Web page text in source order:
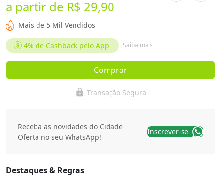
a partir de R$ 29,90
Mais de 5 Mil Vendidos
4% de Cashback pelo App! Saiba mais
Comprar
lock Transação Segura
Receba as novidades do Cidade
Oferta no seu WhatsApp!
Inscrever-se
Destaques & Regras